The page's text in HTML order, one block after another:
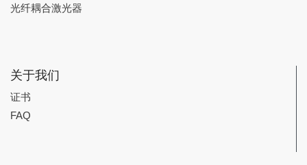
光纤耦合激光器
关于我们
证书
FAQ